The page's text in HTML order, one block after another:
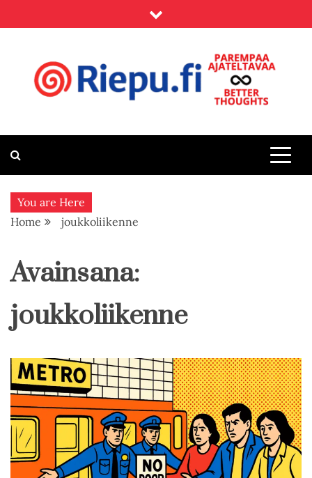
to
Riepu.fi
You are Here
Home
joukkoliikenne
Avainsana:
joukkoliikenne